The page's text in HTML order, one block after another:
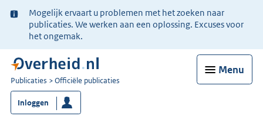
Ter
informatie:
Mogelijk ervaart u problemen met het zoeken naar
publicaties. We werken aan een oplossing. Excuses voor
het ongemak.
Menu
U
bent
nu
hier:
Publicaties Officiële publicaties
Inloggen